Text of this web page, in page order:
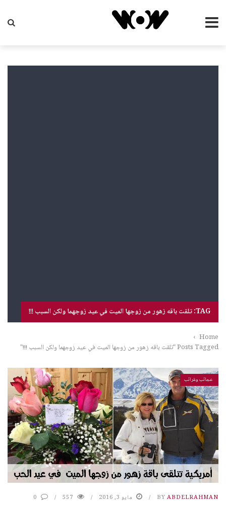
TAG: تلقت باقه زهور من زوجها الميت في عيد زوجهما ولكن السبب !!!
Home
›
Posts Tagged "تلقت باقه زهور من زوجها الميت في عيد زوجهما ولكن السبب !!!"
عجائب وغرائب
BY ABDELRAHMAN مايو 3, 2016 557
0